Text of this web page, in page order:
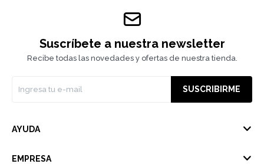
Suscríbete a nuestra newsletter
Recibe todas las novedades y ofertas de nuestra tienda.
SUSCRIBIRME
AYUDA
EMPRESA